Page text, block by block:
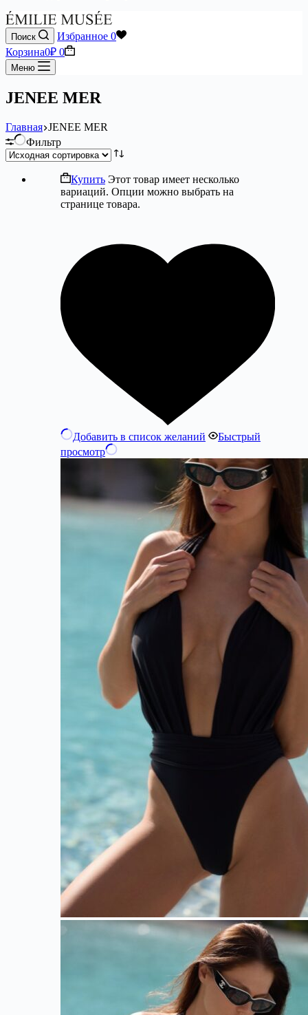
Поиск Избранное 0
Корзина0₽ 0
Меню
JENEE MER
Главная JENEE MER
Фильтр
Купить Этот товар имеет несколько
вариаций. Опции можно выбрать на
странице товара.
Добавить в список желаний
Быстрый
просмотр